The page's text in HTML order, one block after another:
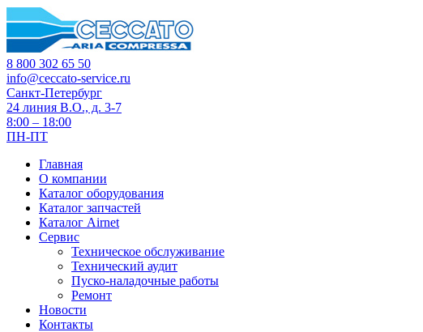
8 800 302 65 50
info@ceccato-service.ru
Санкт-Петербург
24 линия В.О., д. 3-7
8:00 – 18:00
ПН-ПТ
Главная
О компании
Каталог оборудования
Каталог запчастей
Каталог Airnet
Сервис
Техническое обслуживание
Технический аудит
Пуско-наладочные работы
Ремонт
Новости
Контакты